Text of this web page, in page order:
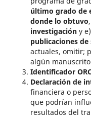
último grado de
donde lo obtuvo
investigacióny e)
publicaciones
actuales, omitir;
algún
Identificador
Declaración de
financiera o
que podrían
resultados del